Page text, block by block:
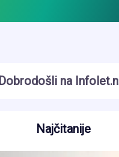
Dobrodošli na
Najčitanije